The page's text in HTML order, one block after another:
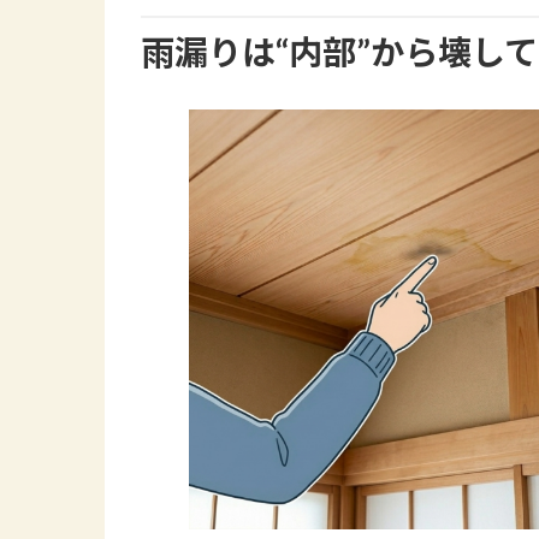
雨漏りは“内部”から壊し